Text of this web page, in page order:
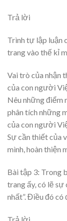
Trả lời
Trình tự lập luận
trang vào thế kỉ
Vai trò của nhận
của con người
Nêu những điểm
phân tích những
của con người
Sự cần thiết của
mình, hoàn thiện
Bài tập 3: Trong
trang ấy, có lẽ
nhất”. Điều đó có
Trả lời